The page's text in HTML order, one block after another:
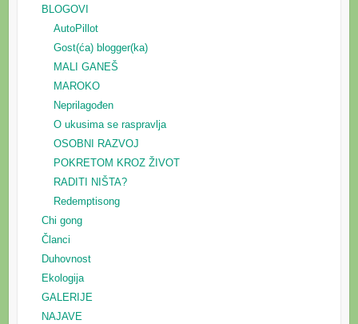
BLOGOVI
AutoPillot
Gost(ća) blogger(ka)
MALI GANEŠ
MAROKO
Neprilagođen
O ukusima se raspravlja
OSOBNI RAZVOJ
POKRETOM KROZ ŽIVOT
RADITI NIŠTA?
Redemptisong
Chi gong
Članci
Duhovnost
Ekologija
GALERIJE
NAJAVE